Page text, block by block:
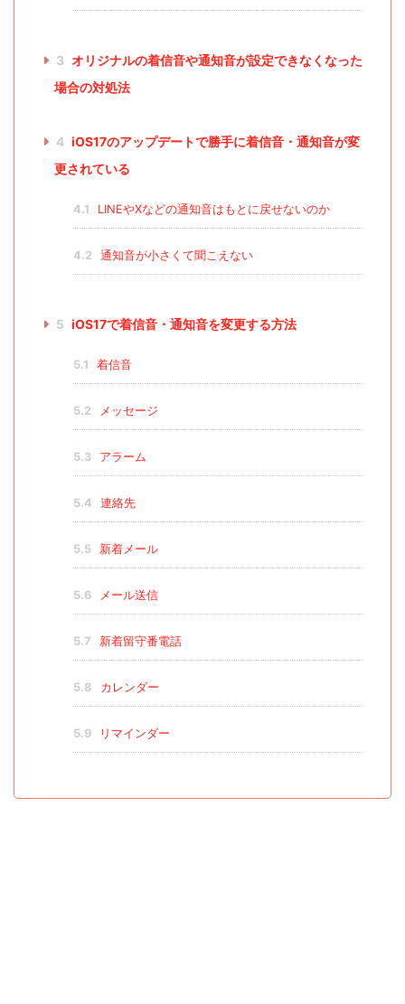
3 オリジナルの着信音や通知音が設定できなくなった
場合の対処法
4 iOS17のアップデートで勝手に着信音・通知音が変
更されている
4.1 LINEやXなどの通知音はもとに戻せないのか
4.2 通知音が小さくて聞こえない
5 iOS17で着信音・通知音を変更する方法
5.1 着信音
5.2 メッセージ
5.3 アラーム
5.4 連絡先
5.5 新着メール
5.6 メール送信
5.7 新着留守番電話
5.8 カレンダー
5.9 リマインダー